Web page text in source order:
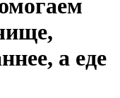
а еде